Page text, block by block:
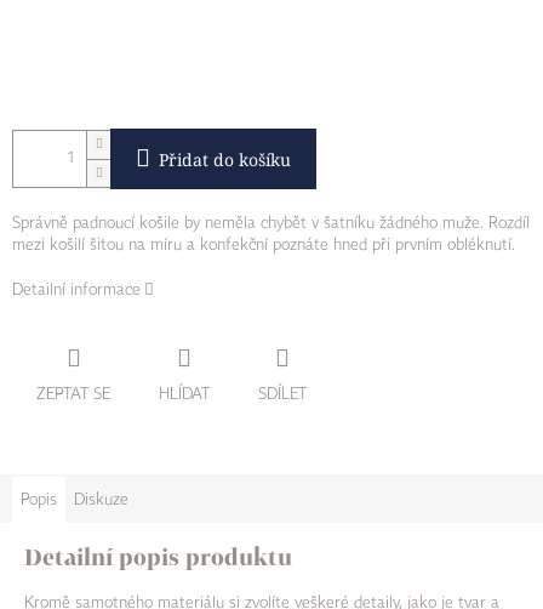
Přidat do košíku
Správně padnoucí košile by neměla chybět v šatníku žádného muže. Rozdíl
mezi košilí šitou na míru a konfekční poznáte hned při prvním obléknutí.
Detailní informace
ZEPTAT SE HLÍDAT SDÍLET
Popis Diskuze
Detailní popis produktu
Kromě samotného materiálu si zvolíte veškeré detaily, jako je tvar a